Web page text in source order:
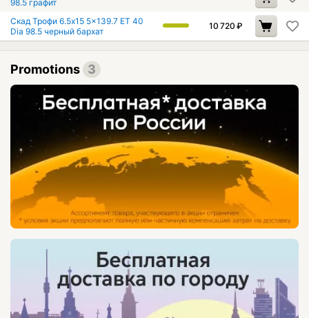
98.5 графит
Скад Трофи 6.5x15 5x139.7 ET 40
Dia 98.5 черный бархат
10 720 ₽
Promotions 3